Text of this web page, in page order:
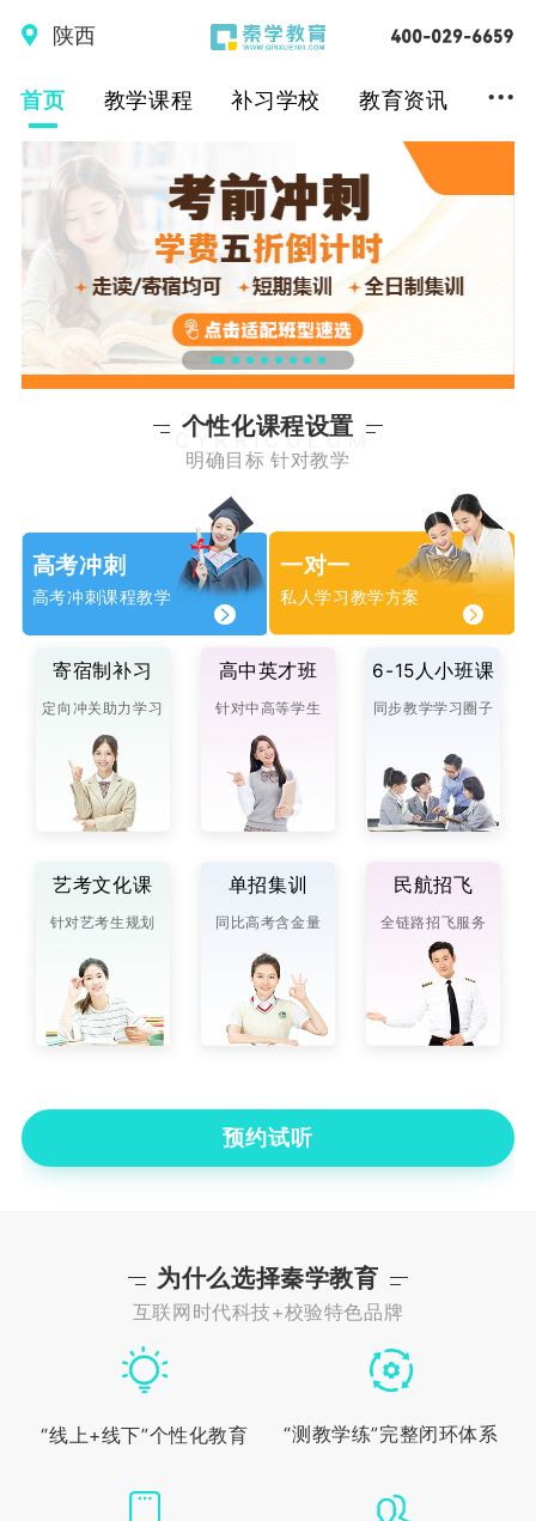
陕西
首页 教学课程 补习学校 教育资讯 ...
个性化课程设置
CYRRICULUM
明确目标 针对教学
高考冲刺
高考冲刺课程教学
一对一
私人学习教学方案
寄宿制补习
定向冲关助力学习
高中英才班
针对中高等学生
6-15人小班课
同步教学学习圈子
艺考文化课
针对艺考生规划
单招集训
同比高考含金量
民航招飞
全链路招飞服务
预约试听
为什么选择秦学教育
互联网时代科技+校验特色品牌
“线上+线下”个性化教育 “测教学练”完整闭环体系